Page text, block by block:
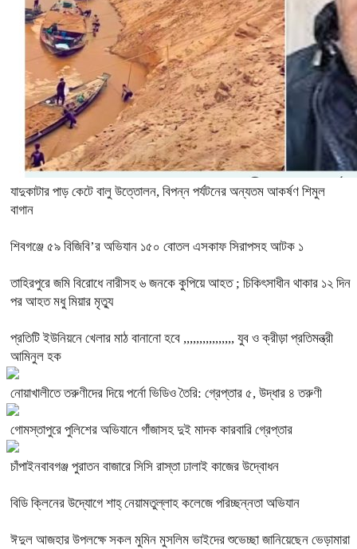
যাদুকাটার পাড় কেটে বালু উত্তোলন, বিপন্ন পর্যটনের অন্যতম আকর্ষণ শিমুল
বাগান
শিবগঞ্জে ৫৯ বিজিবি’র অভিযান ১৫০ বোতল এসকাফ সিরাপসহ আটক ১
তাহিরপুরে জমি বিরোধে নারীসহ ৬ জনকে কুপিয়ে আহত ; চিকিৎসাধীন থাকার ১২ দিন
পর আহত মধু মিয়ার মৃত্যু
প্রতিটি ইউনিয়নে খেলার মাঠ বানানো হবে ,,,,,,,,,,,,,,,, যুব ও ক্রীড়া প্রতিমন্ত্রী
আমিনুল হক
নোয়াখালীতে তরুণীদের দিয়ে পর্নো ভিডিও তৈরি: গ্রেপ্তার ৫, উদ্ধার ৪ তরুণী
গোমস্তাপুরে পুলিশের অভিযানে গাঁজাসহ দুই মাদক কারবারি গ্রেপ্তার
চাঁপাইনবাবগঞ্জ পুরাতন বাজারে সিসি রাস্তা ঢালাই কাজের উদ্বোধন
বিডি ক্লিনের উদ্যোগে শাহ্ নেয়ামতুল্লাহ কলেজে পরিচ্ছন্নতা অভিযান
ঈদুল আজহার উপলক্ষে সকল মুমিন মুসলিম ভাইদের শুভেচ্ছা জানিয়েছেন ভেড়ামারা